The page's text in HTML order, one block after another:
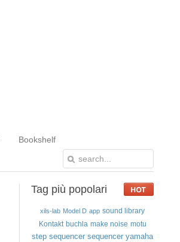
Bookshelf
Tag più popolari
xils-lab Model D app sound library
Kontakt buchla make noise motu
step sequencer sequencer yamaha